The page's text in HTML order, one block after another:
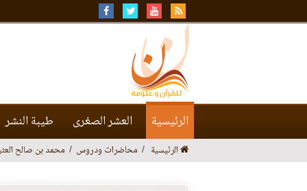
الرئيسية العشر الصغرى طيبة النشر
الرئيسية محاضرات ودروس محمد بن صالح